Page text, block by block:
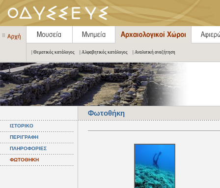
| Θεματικός κατάλογος | Αλφαβητικός κατάλογος | Αναλυτική αναζήτηση
Φωτοθήκη
ΙΣΤΟΡΙΚΟ
ΠΕΡΙΓΡΑΦΗ
ΠΛΗΡΟΦΟΡΙΕΣ
ΦΩΤΟΘΗΚΗ